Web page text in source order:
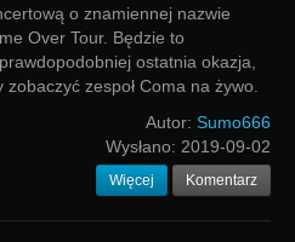
o znamiennej nazwie
Over Tour. Będzie to
ostatnia okazja,
zobaczyć zespoł Coma na żywo.
Autor: Sumo666
Wysłano: 2019-09-02
Więcej Komentarz